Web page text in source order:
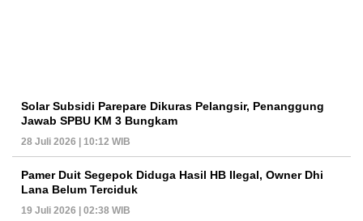
Solar Subsidi Parepare Dikuras Pelangsir, Penanggung
Jawab SPBU KM 3 Bungkam
28 Juli 2026 | 10:12 WIB
Pamer Duit Segepok Diduga Hasil HB Ilegal, Owner Dhi
Lana Belum Terciduk
19 Juli 2026 | 02:38 WIB